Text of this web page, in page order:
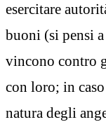
esercitare
buoni (si pensi
vincono contro
con loro; in
natura degli